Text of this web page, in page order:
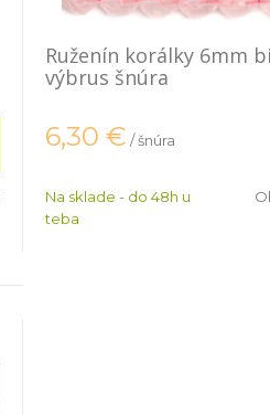
Ruženín korálky 6mm
výbrus šnúra
6,30 € / šnúra
Na sklade - do 48h u
teba